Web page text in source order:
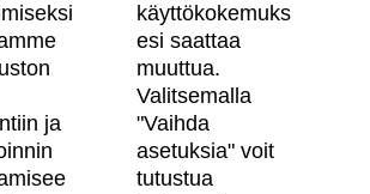
meistä
ja
käyttökokemuks
esi saattaa
muuttua.
Valitsemalla
"Vaihda
asetuksia" voit
tutustua